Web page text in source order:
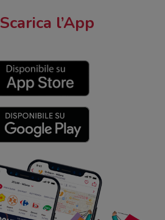
Scarica l’App